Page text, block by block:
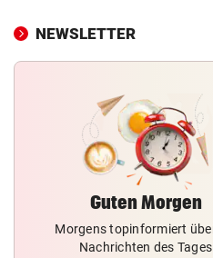
NEWSLETTER
Guten Morgen
Morgens topinformiert
Nachrichten des Tages